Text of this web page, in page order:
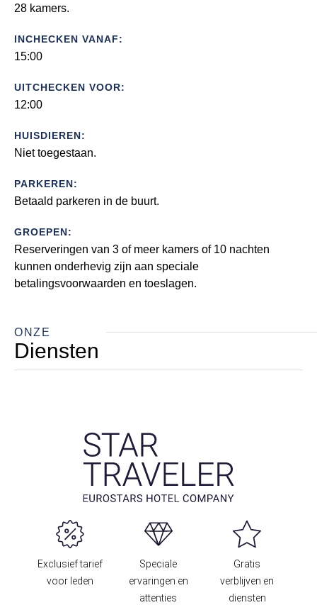
28 kamers.
INCHECKEN VANAF:
15:00
UITCHECKEN VOOR:
12:00
HUISDIEREN:
Niet toegestaan.
PARKEREN:
Betaald parkeren in de buurt.
GROEPEN:
Reserveringen van 3 of meer kamers of 10 nachten
kunnen onderhevig zijn aan speciale
betalingsvoorwaarden en toeslagen.
ONZE
Diensten
Exclusief tarief
voor leden
Speciale
ervaringen en
attenties
Gratis
verblijven en
diensten